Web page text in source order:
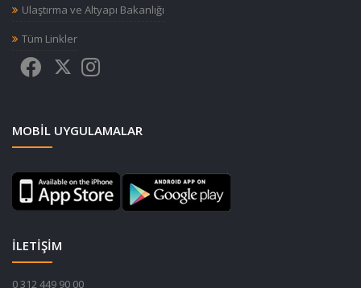
Ulaştırma ve Altyapı Bakanlığı
Tüm Linkler
MOBIL UYGULAMALAR
İLETİŞİM
0 312 449 90 00